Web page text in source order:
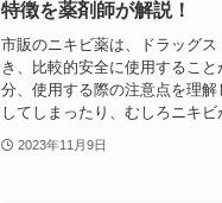
特徴を薬剤師が解説！
市販のニキビ薬は、ドラッグ
き、比較的安全に使用するこ
分、使用する際の注意点を理
してしまったり、むしろニキ
2023年11月9日